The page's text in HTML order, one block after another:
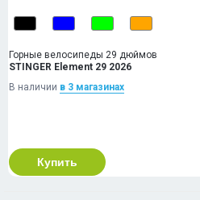
Горные велосипеды 29 дюймов
STINGER Element 29 2026
В наличии в 3 магазинах
Купить